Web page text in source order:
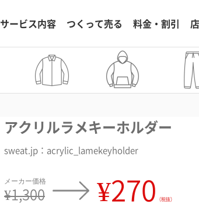
サービス内容 つくって売る 料金・割引
アクリルラメキーホルダー
sweat.jp：acrylic_lamekeyholder
¥1,300 ¥270 （税抜）